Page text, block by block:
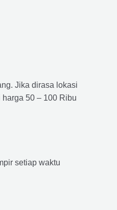
Jika dirasa lokasi
50 – 100 Ribu
setiap waktu